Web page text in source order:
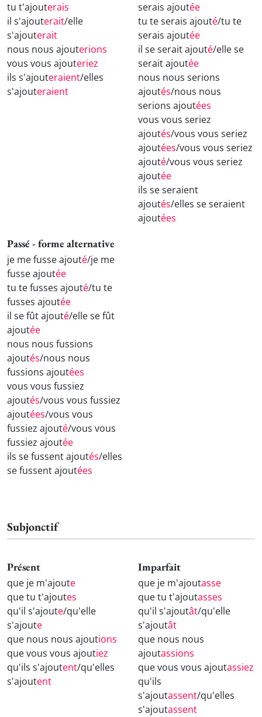
tu t'ajouterais
il s'ajouterait/elle
s'ajouterait
nous nous ajouterions
vous vous ajouteriez
ils s'ajouteraient/elles
s'ajouteraient
serais ajoutée
tu te serais ajouté/tu te
serais ajoutée
il se serait ajouté/elle se
serait ajoutée
nous nous serions
ajoutés/nous nous
serions ajoutées
vous vous seriez
ajoutés/vous vous seriez
ajoutées/vous vous seriez
ajouté/vous vous seriez
ajoutée
ils se seraient
ajoutés/elles se seraient
ajoutées
Passé - forme alternative
je me fusse ajouté/je me
fusse ajoutée
tu te fusses ajouté/tu te
fusses ajoutée
il se fût ajouté/elle se fût
ajoutée
nous nous fussions
ajoutés/nous nous
fussions ajoutées
vous vous fussiez
ajoutés/vous vous fussiez
ajoutées/vous vous
fussiez ajouté/vous vous
fussiez ajoutée
ils se fussent ajoutés/elles
se fussent ajoutées
Subjonctif
Présent
que je m'ajoute
que tu t'ajoutes
qu'il s'ajoute/qu'elle
s'ajoute
que nous nous ajoutions
que vous vous ajoutiez
qu'ils s'ajoutent/qu'elles
s'ajoutent
Imparfait
que je m'ajoutasse
que tu t'ajoutasses
qu'il s'ajoutât/qu'elle
s'ajoutât
que nous nous
ajoutassions
que vous vous ajoutassiez
qu'ils
s'ajoutassent/qu'elles
s'ajoutassent